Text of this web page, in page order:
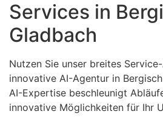
Services in
Gladbach
Nutzen Sie unser breites
innovative AI-Agentur in
AI-Expertise beschleunigt
innovative Möglichkeiten für Ihr